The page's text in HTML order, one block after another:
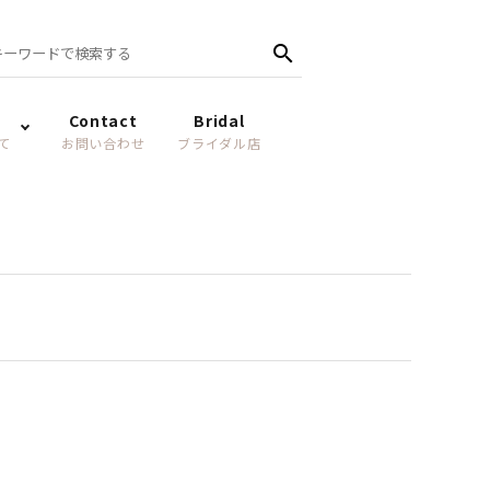
search
Contact
お問い合わせ
Bridal
ブライダル店